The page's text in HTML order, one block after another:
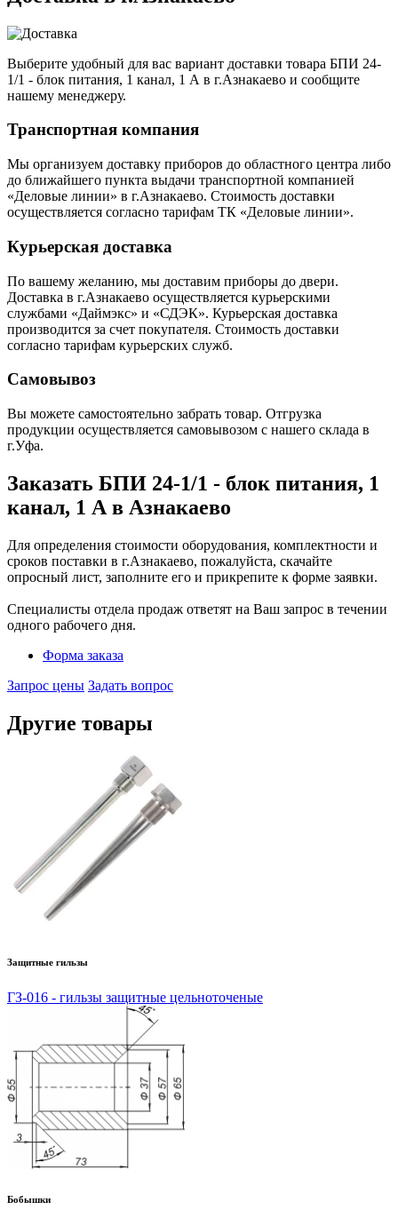
Выберите удобный для вас вариант доставки товара БПИ 24-
1/1 - блок питания, 1 канал, 1 А в г.Азнакаево и сообщите
нашему менеджеру.
Транспортная компания
Мы организуем доставку приборов до областного центра либо
до ближайшего пункта выдачи транспортной компанией
«Деловые линии» в г.Азнакаево. Стоимость доставки
осуществляется согласно тарифам ТК «Деловые линии».
Курьерская доставка
По вашему желанию, мы доставим приборы до двери.
Доставка в г.Азнакаево осуществляется курьерскими
службами «Даймэкс» и «СДЭК». Курьерская доставка
производится за счет покупателя. Стоимость доставки
согласно тарифам курьерских служб.
Самовывоз
Вы можете самостоятельно забрать товар. Отгрузка
продукции осуществляется самовывозом с нашего склада в
г.Уфа.
Заказать БПИ 24-1/1 - блок питания, 1
канал, 1 А в Азнакаево
Для определения стоимости оборудования, комплектности и
сроков поставки в г.Азнакаево, пожалуйста, скачайте
опросный лист, заполните его и прикрепите к форме заявки.
Специалисты отдела продаж ответят на Ваш запрос в течении
одного рабочего дня.
Форма заказа
Запрос цены Задать вопрос
Другие товары
Защитные гильзы
ГЗ-016 - гильзы защитные цельноточеные
Бобышки